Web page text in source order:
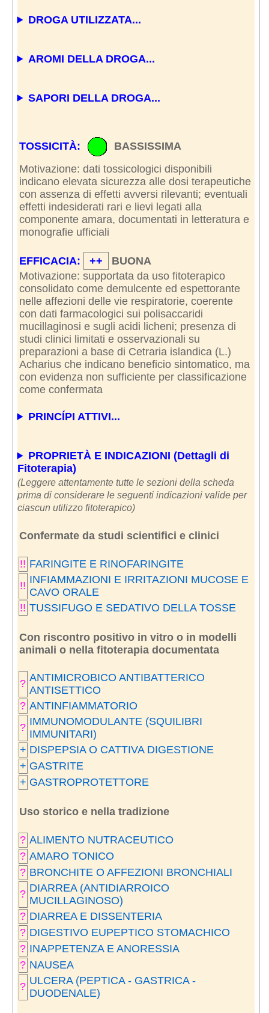
DROGA UTILIZZATA...
AROMI DELLA DROGA...
SAPORI DELLA DROGA...
TOSSICITÀ:
BASSISSIMA
Motivazione: dati tossicologici disponibili
indicano elevata sicurezza alle dosi terapeutiche
con assenza di effetti avversi rilevanti; eventuali
effetti indesiderati rari e lievi legati alla
componente amara, documentati in letteratura e
monografie ufficiali
EFFICACIA: ++
BUONA
Motivazione: supportata da uso fitoterapico
consolidato come demulcente ed espettorante
nelle affezioni delle vie respiratorie, coerente
con dati farmacologici sui polisaccaridi
mucillaginosi e sugli acidi licheni; presenza di
studi clinici limitati e osservazionali su
preparazioni a base di Cetraria islandica (L.)
Acharius che indicano beneficio sintomatico, ma
con evidenza non sufficiente per classificazione
come confermata
PRINCÍPI ATTIVI...
PROPRIETÀ E INDICAZIONI (Dettagli di
Fitoterapia)
(Leggere attentamente tutte le sezioni della scheda
prima di considerare le seguenti indicazioni valide per
ciascun utilizzo fitoterapico)
Confermate da studi scientifici e clinici
!! FARINGITE E RINOFARINGITE
!! INFIAMMAZIONI E IRRITAZIONI MUCOSE E
CAVO ORALE
!! TUSSIFUGO E SEDATIVO DELLA TOSSE
Con riscontro positivo in vitro o in modelli
animali o nella fitoterapia documentata
? ANTIMICROBICO ANTIBATTERICO
ANTISETTICO
? ANTINFIAMMATORIO
? IMMUNOMODULANTE (SQUILIBRI
IMMUNITARI)
+ DISPEPSIA O CATTIVA DIGESTIONE
+ GASTRITE
+ GASTROPROTETTORE
Uso storico e nella tradizione
? ALIMENTO NUTRACEUTICO
? AMARO TONICO
? BRONCHITE O AFFEZIONI BRONCHIALI
? DIARREA (ANTIDIARROICO
MUCILLAGINOSO)
? DIARREA E DISSENTERIA
? DIGESTIVO EUPEPTICO STOMACHICO
? INAPPETENZA E ANORESSIA
? NAUSEA
? ULCERA (PEPTICA - GASTRICA -
DUODENALE)